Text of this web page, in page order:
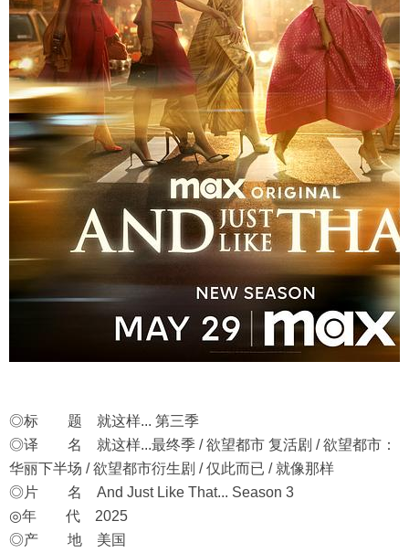
◎标 题 就这样... 第三季
◎译 名 就这样...最终季 / 欲望都市 复活剧 / 欲望都市：
华丽下半场 / 欲望都市衍生剧 / 仅此而已 / 就像那样
◎片 名 And Just Like That... Season 3
◎年 代 2025
◎产 地 美国